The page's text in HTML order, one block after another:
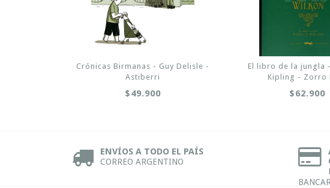
Crónicas Birmanas - Guy Delisle -
Astiberri
$49.900
El libro de la jungla
Kipling - Zorro
$62.900
ENVÍOS A TODO EL PAÍS
CORREO ARGENTINO